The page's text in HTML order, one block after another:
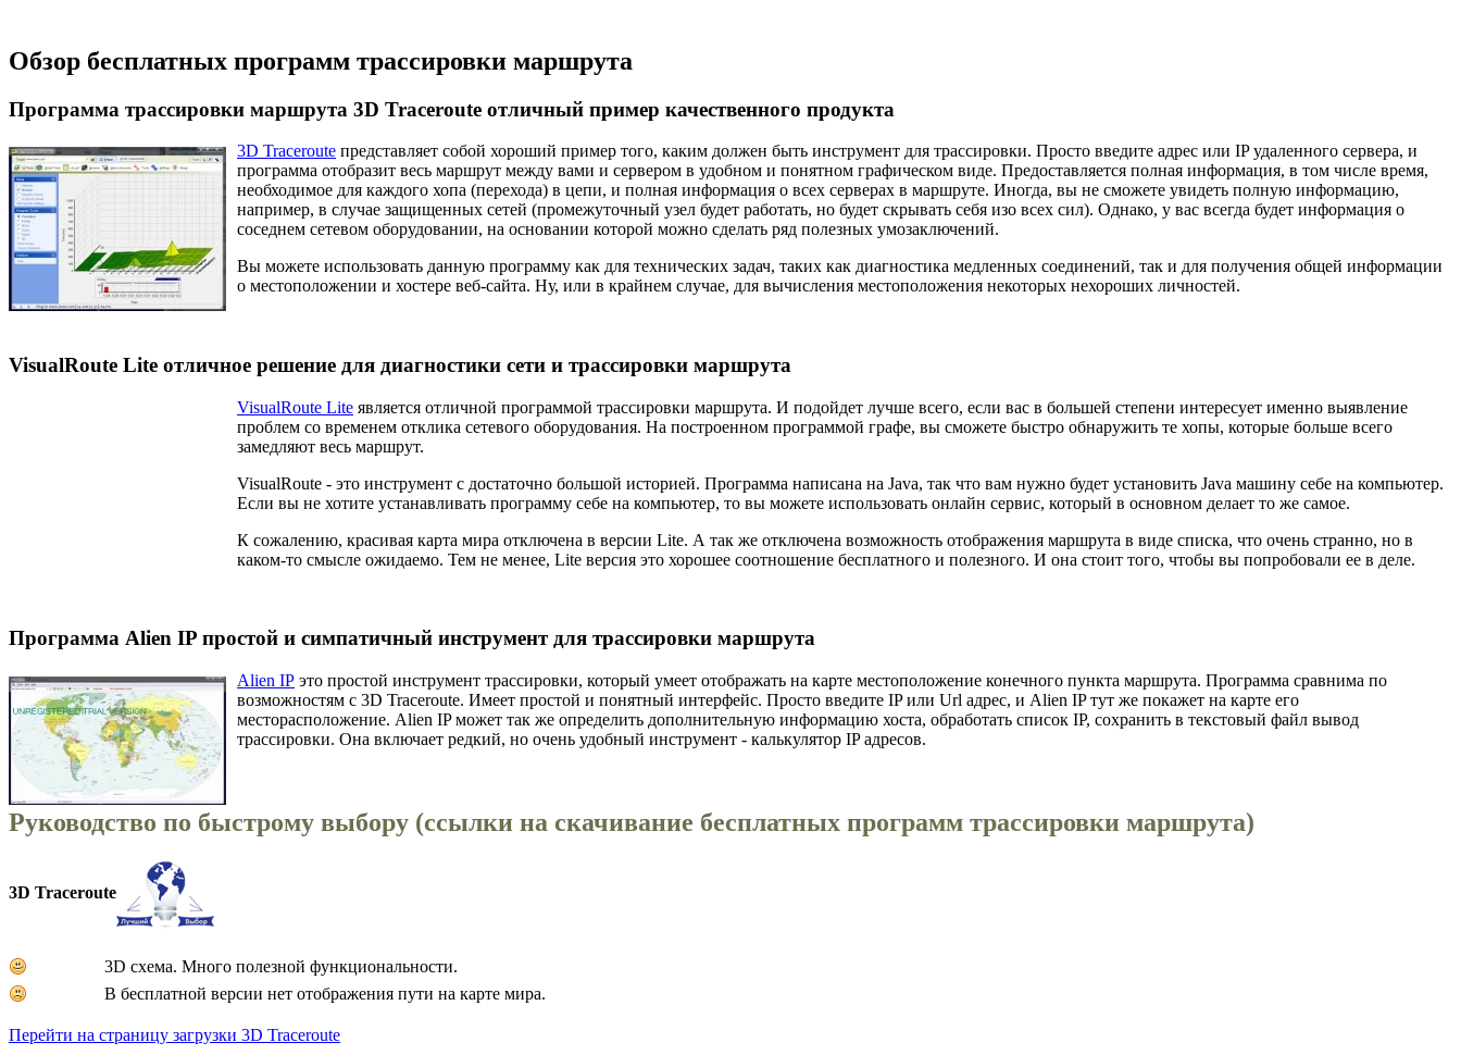
Обзор бесплатных программ трассировки маршрута
Программа трассировки маршрута 3D Traceroute отличный пример качественного продукта
3D Traceroute представляет собой хороший пример того, каким должен быть инструмент для трассировки. Просто введите адрес или IP удаленного сервера, и
программа отобразит весь маршрут между вами и сервером в удобном и понятном графическом виде. Предоставляется полная информация, в том числе время,
необходимое для каждого хопа (перехода) в цепи, и полная информация о всех серверах в маршруте. Иногда, вы не сможете увидеть полную информацию,
например, в случае защищенных сетей (промежуточный узел будет работать, но будет скрывать себя изо всех сил). Однако, у вас всегда будет информация о
соседнем сетевом оборудовании, на основании которой можно сделать ряд полезных умозаключений.
Вы можете использовать данную программу как для технических задач, таких как диагностика медленных соединений, так и для получения общей информации
о местоположении и хостере веб-сайта. Ну, или в крайнем случае, для вычисления местоположения некоторых нехороших личностей.
VisualRoute Lite отличное решение для диагностики сети и трассировки маршрута
VisualRoute Lite является отличной программой трассировки маршрута. И подойдет лучше всего, если вас в большей степени интересует именно выявление
проблем со временем отклика сетевого оборудования. На построенном программой графе, вы сможете быстро обнаружить те хопы, которые больше всего
замедляют весь маршрут.
VisualRoute - это инструмент с достаточно большой историей. Программа написана на Java, так что вам нужно будет установить Java машину себе на компьютер.
Если вы не хотите устанавливать программу себе на компьютер, то вы можете использовать онлайн сервис, который в основном делает то же самое.
К сожалению, красивая карта мира отключена в версии Lite. А так же отключена возможность отображения маршрута в виде списка, что очень странно, но в
каком-то смысле ожидаемо. Тем не менее, Lite версия это хорошее соотношение бесплатного и полезного. И она стоит того, чтобы вы попробовали ее в деле.
Программа Alien IP простой и симпатичный инструмент для трассировки маршрута
Alien IP это простой инструмент трассировки, который умеет отображать на карте местоположение конечного пункта маршрута. Программа сравнима по
возможностям с 3D Traceroute. Имеет простой и понятный интерфейс. Просто введите IP или Url адрес, и Alien IP тут же покажет на карте его
месторасположение. Alien IP может так же определить дополнительную информацию хоста, обработать список IP, сохранить в текстовый файл вывод
трассировки. Она включает редкий, но очень удобный инструмент - калькулятор IP адресов.
Руководство по быстрому выбору (ссылки на скачивание бесплатных программ трассировки маршрута)
3D Traceroute
3D схема. Много полезной функциональности.
В бесплатной версии нет отображения пути на карте мира.
Перейти на страницу загрузки 3D Traceroute